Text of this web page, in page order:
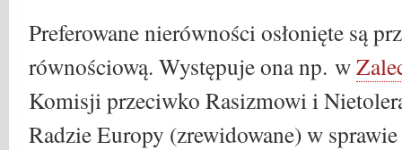
Preferowane nierówności osłonięte są
równościową. Występuje ona np. w
Komisji przeciwko Rasizmowi i
Radzie Europy (zrewidowane) w